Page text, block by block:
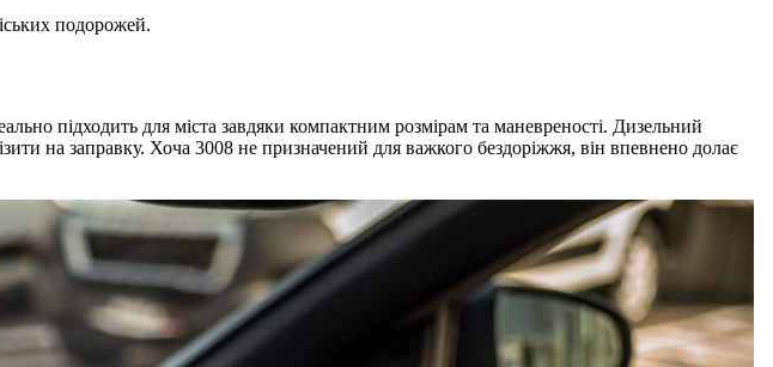
подорожей.
підходить для міста завдяки компактним розмірам та маневреності. Дизельний
на заправку. Хоча 3008 не призначений для важкого бездоріжжя, він впевнено долає